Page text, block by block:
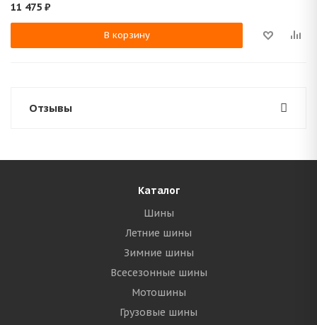
11 475 ₽
В корзину
Отзывы
Каталог
Шины
Летние шины
Зимние шины
Всесезонные шины
Мотошины
Грузовые шины